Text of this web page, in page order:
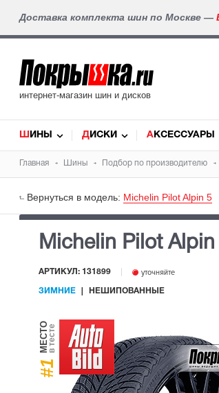
Доставка комплекта шин по Москве —
интернет-магазин шин и дисков
ШИНЫ ДИСКИ АКСЕССУАРЫ
Главная Шины Подбор по производителю
Вернуться в модель: Michelin Pilot Alpin 5
Michelin Pilot Alpin
АРТИКУЛ: 131899 уточняйте
ЗИМНИЕ НЕШИПОВАННЫЕ
#1
МЕСТОв тесте